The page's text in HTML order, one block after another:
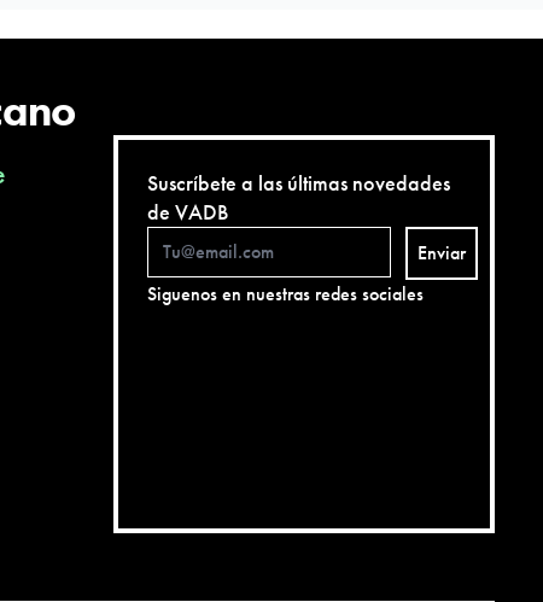
Suscríbete a las últimas novedades
de VADB
Enviar
Siguenos en nuestras redes sociales